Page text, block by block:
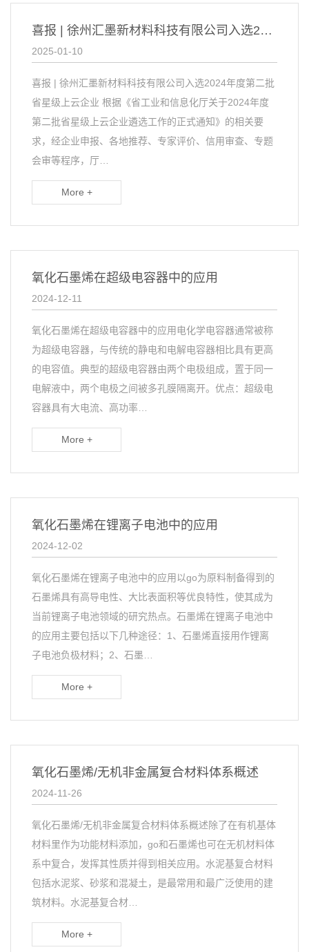
喜报 | 徐州汇墨新材料科技有限公司入选2024年度第二批省星级上云企业
2025-01-10
喜报 | 徐州汇墨新材料科技有限公司入选2024年度第二批
省星级上云企业 根据《省工业和信息化厅关于2024年度
第二批省星级上云企业遴选工作的正式通知》的相关要
求，经企业申报、各地推荐、专家评价、信用审查、专题
会审等程序，厅…
More +
氧化石墨烯在超级电容器中的应用
2024-12-11
氧化石墨烯在超级电容器中的应用电化学电容器通常被称
为超级电容器，与传统的静电和电解电容器相比具有更高
的电容值。典型的超级电容器由两个电极组成，置于同一
电解液中，两个电极之间被多孔膜隔离开。优点：超级电
容器具有大电流、高功率…
More +
氧化石墨烯在锂离子电池中的应用
2024-12-02
氧化石墨烯在锂离子电池中的应用以go为原料制备得到的
石墨烯具有高导电性、大比表面积等优良特性，使其成为
当前锂离子电池领域的研究热点。石墨烯在锂离子电池中
的应用主要包括以下几种途径：1、石墨烯直接用作锂离
子电池负极材料；2、石墨…
More +
氧化石墨烯/无机非金属复合材料体系概述
2024-11-26
氧化石墨烯/无机非金属复合材料体系概述除了在有机基体
材料里作为功能材料添加，go和石墨烯也可在无机材料体
系中复合，发挥其性质并得到相关应用。水泥基复合材料
包括水泥浆、砂浆和混凝土，是最常用和最广泛使用的建
筑材料。水泥基复合材…
More +